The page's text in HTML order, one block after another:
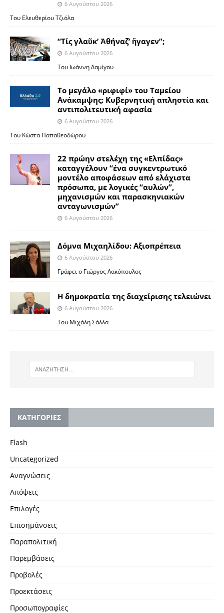
6 Αυγούστου 2026
Του Ελευθερίου Τζιόλα
“Τίς γλαῦκ’ Ἀθήναζ’ ἤγαγεν”;
6 Αυγούστου 2026
Του Ιωάννη Δαμίγου
Το μεγάλο «ριφιφί» του Ταμείου
Ανάκαμψης: Κυβερνητική απληστία και
αντιπολιτευτική αφασία
6 Αυγούστου 2026
Του Κώστα Παπαθεοδώρου
22 πρώην στελέχη της «Ελπίδας»
καταγγέλουν “ένα συγκεντρωτικό
μοντέλο αποφάσεων από ελάχιστα
πρόσωπα, με λογικές “αυλών”,
μηχανισμών και παρασκηνιακών
ανταγωνισμών”
6 Αυγούστου 2026
Δόμνα Μιχαηλίδου: Αξιοπρέπεια
6 Αυγούστου 2026
Γράφει ο Γιώργος Λακόπουλος
Η δημοκρατία της διαχείρισης τελειώνει
6 Αυγούστου 2026
Του Μιχάλη Σάλλα
KΑΤΗΓΟΡΙΕΣ
Flash
Uncategorized
Αναγνώσεις
Απόψεις
Επιλογές
Επισημάνσεις
Παραπολιτική
Παρεμβάσεις
Προβολές
Προεκτάσεις
Προσωπογραφίες